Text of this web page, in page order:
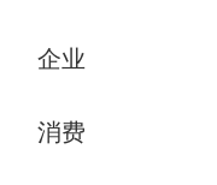
企业
消费